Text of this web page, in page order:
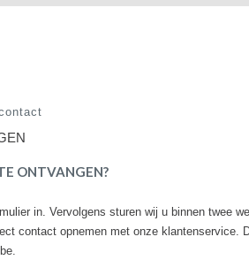
ONTVANGEN?
in. Vervolgens sturen wij u binnen twee
contact opnemen met onze klantenservice.